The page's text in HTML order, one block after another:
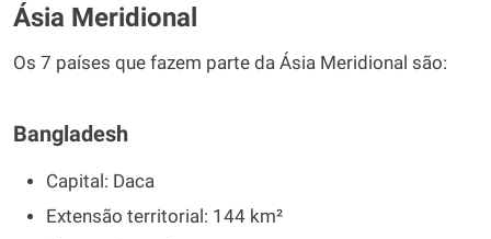
Ásia Meridional
Os 7 países que fazem parte da Ásia Meridional são:
Bangladesh
Capital: Daca
Extensão territorial: 144 km²